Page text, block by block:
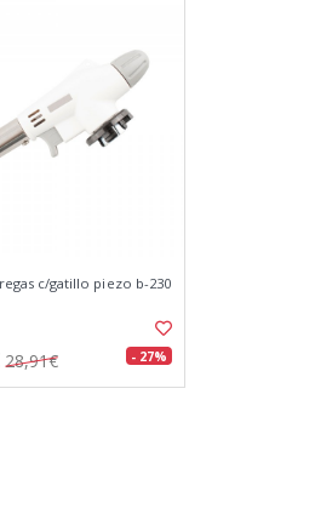
c/gatillo piezo b-230
28,91€ - 27%